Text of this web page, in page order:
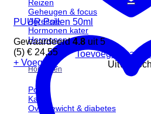
Reizen
Geheugen & focus
Agressie
Hormonen kater
Hormonen poes
Hormonen
Poes
Kater
Overgewicht & diabetes
Toevoegen aan
PUUR Pollen 50ml
Gewaardeerd4.8 uit 5
(5) € 24,55
+ Voeg toe